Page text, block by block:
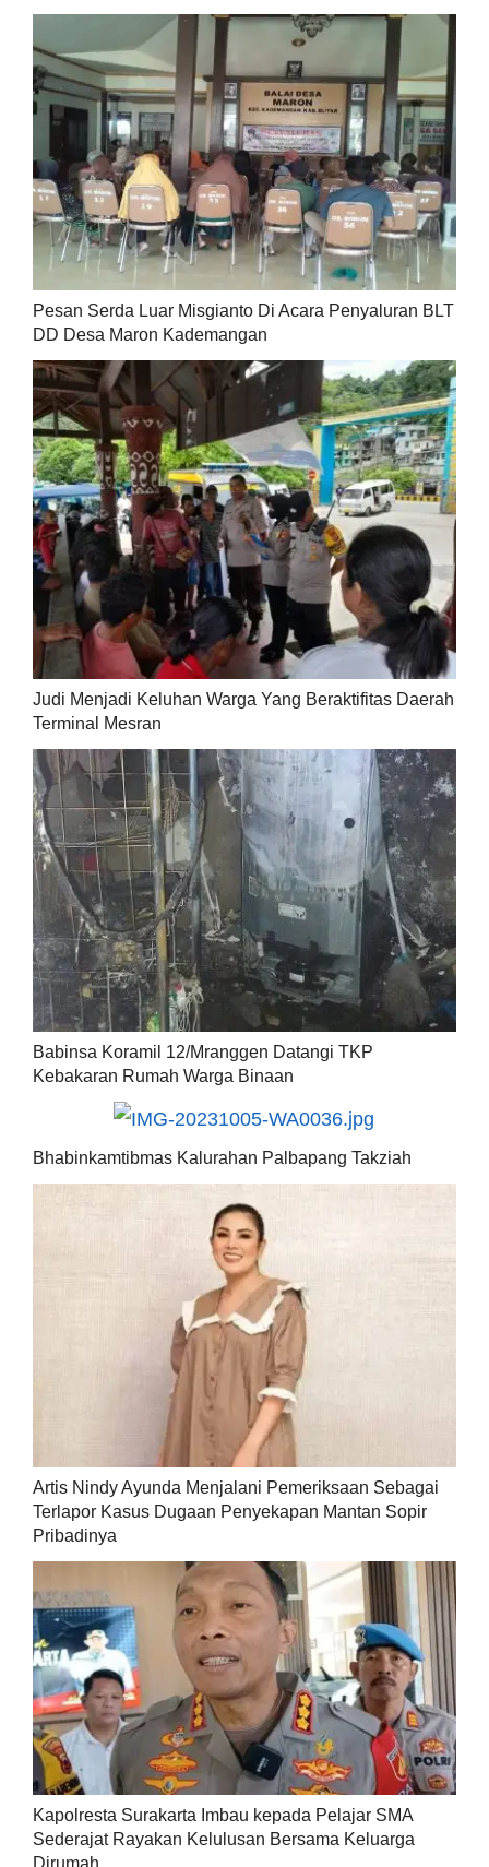
Pesan Serda Luar Misgianto Di Acara Penyaluran BLT
DD Desa Maron Kademangan
Judi Menjadi Keluhan Warga Yang Beraktifitas Daerah
Terminal Mesran
Babinsa Koramil 12/Mranggen Datangi TKP
Kebakaran Rumah Warga Binaan
Bhabinkamtibmas Kalurahan Palbapang Takziah
Artis Nindy Ayunda Menjalani Pemeriksaan Sebagai
Terlapor Kasus Dugaan Penyekapan Mantan Sopir
Pribadinya
Kapolresta Surakarta Imbau kepada Pelajar SMA
Sederajat Rayakan Kelulusan Bersama Keluarga
Dirumah